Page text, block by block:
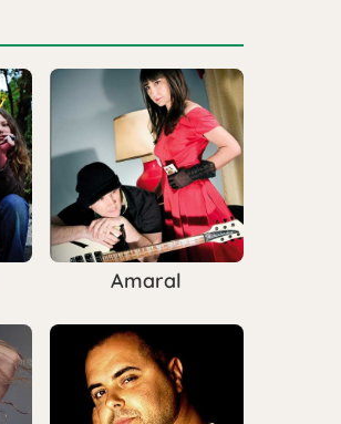
Amaral